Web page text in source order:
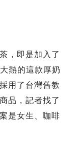
，即是加入了
熱的這款厚奶
用了台灣舊教
品，記者找了
是女生、咖啡